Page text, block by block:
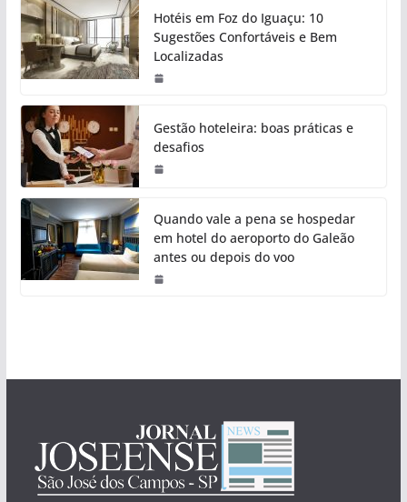
Hotéis em Foz do Iguaçu: 10
Sugestões Confortáveis e Bem
Localizadas
Gestão hoteleira: boas práticas e
desafios
Quando vale a pena se hospedar
em hotel do aeroporto do Galeão
antes ou depois do voo